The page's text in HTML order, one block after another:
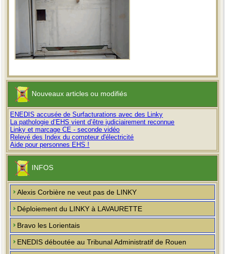
Nouveaux articles ou modifiés
ENEDIS accusée de Surfacturations avec des Linky
La pathologie d’EHS vient d’être judiciairement reconnue
Linky et marcage CE - seconde vidéo
Relevé des Index du compteur d'électricité
Aide pour personnes EHS !
INFOS
Alexis Corbière ne veut pas de LINKY
Déploiement du LINKY à LAVAURETTE
Bravo les Lorientais
ENEDIS déboutée au Tribunal Administratif de Rouen